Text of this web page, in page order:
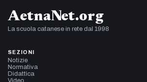
AetnaNet.org
La scuola catanese in rete dal 1998
SEZIONI
Notizie
Normativa
Didattica
Video